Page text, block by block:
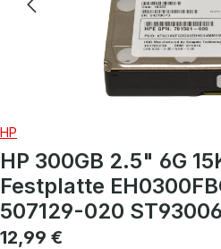
HP
HP 300GB 2.5" 6G
Festplatte
507129-020
Regulärer Preis:
12,99 €